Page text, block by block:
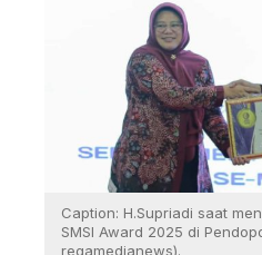
Caption: H.Supriadi saat
SMSI Award 2025 di
regamedianews).